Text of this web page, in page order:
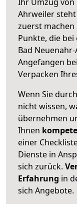
Ahrweiler steht
zuerst machen
Punkte, die
Bad
Angefangen
Verpacken
Wenn Sie
nicht wissen,
übernehmen
Ihnen
einer
Dienste in
sich zurück.
Erfahrung in
sich Angebote.